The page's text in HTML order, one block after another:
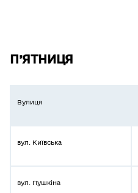
П’ЯТНИЦЯ
Вулиця
вул. Київська
вул. Пушкіна